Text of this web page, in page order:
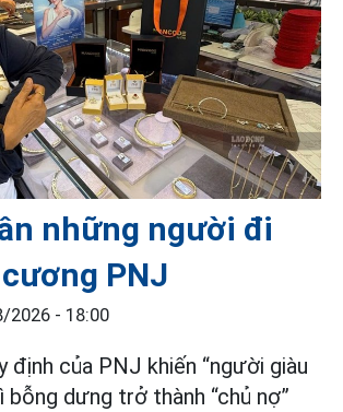
những người đi
PNJ
2026 - 18:00
định của PNJ khiến “người giàu
bỗng dưng trở thành “chủ nợ”